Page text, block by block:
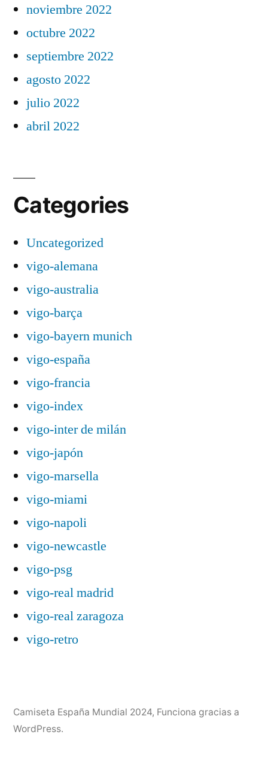
noviembre 2022
octubre 2022
septiembre 2022
agosto 2022
julio 2022
abril 2022
Categories
Uncategorized
vigo-alemana
vigo-australia
vigo-barça
vigo-bayern munich
vigo-españa
vigo-francia
vigo-index
vigo-inter de milán
vigo-japón
vigo-marsella
vigo-miami
vigo-napoli
vigo-newcastle
vigo-psg
vigo-real madrid
vigo-real zaragoza
vigo-retro
Camiseta España Mundial 2024, Funciona gracias a
WordPress.